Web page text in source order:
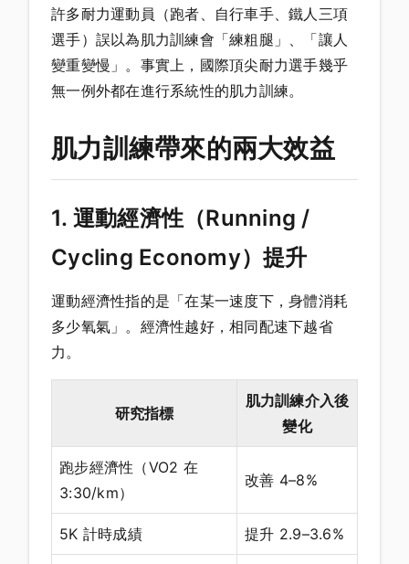
許多耐力運動員（跑者、自行車手、鐵人三項
選手）誤以為肌力訓練會「練粗腿」、「讓人
變重變慢」。事實上，國際頂尖耐力選手幾乎
無一例外都在進行系統性的肌力訓練。
肌力訓練帶來的兩大效益
1. 運動經濟性（Running /
Cycling Economy）提升
運動經濟性指的是「在某一速度下，身體消耗
多少氧氣」。經濟性越好，相同配速下越省
力。
研究指標
肌力訓練介入後
變化
跑步經濟性（VO2 在
3:30/km）
改善 4–8%
5K 計時成績 提升 2.9–3.6%